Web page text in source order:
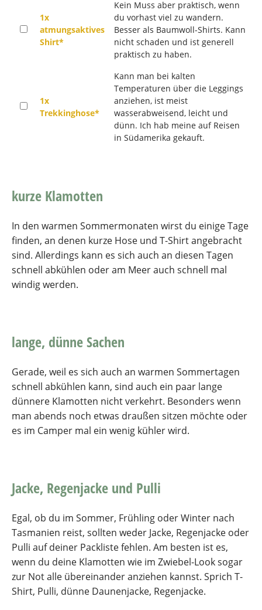
1x
atmungsaktives
Shirt*
Kein Muss aber praktisch, wenn
du vorhast viel zu wandern.
Besser als Baumwoll-Shirts. Kann
nicht schaden und ist generell
praktisch zu haben.
1x
Trekkinghose*
Kann man bei kalten
Temperaturen über die Leggings
anziehen, ist meist
wasserabweisend, leicht und
dünn. Ich hab meine auf Reisen
in Südamerika gekauft.
kurze Klamotten
In den warmen Sommermonaten wirst du einige Tage
finden, an denen kurze Hose und T-Shirt angebracht
sind. Allerdings kann es sich auch an diesen Tagen
schnell abkühlen oder am Meer auch schnell mal
windig werden.
lange, dünne Sachen
Gerade, weil es sich auch an warmen Sommertagen
schnell abkühlen kann, sind auch ein paar lange
dünnere Klamotten nicht verkehrt. Besonders wenn
man abends noch etwas draußen sitzen möchte oder
es im Camper mal ein wenig kühler wird.
Jacke, Regenjacke und Pulli
Egal, ob du im Sommer, Frühling oder Winter nach
Tasmanien reist, sollten weder Jacke, Regenjacke oder
Pulli auf deiner Packliste fehlen. Am besten ist es,
wenn du deine Klamotten wie im Zwiebel-Look sogar
zur Not alle übereinander anziehen kannst. Sprich T-
Shirt, Pulli, dünne Daunenjacke, Regenjacke.